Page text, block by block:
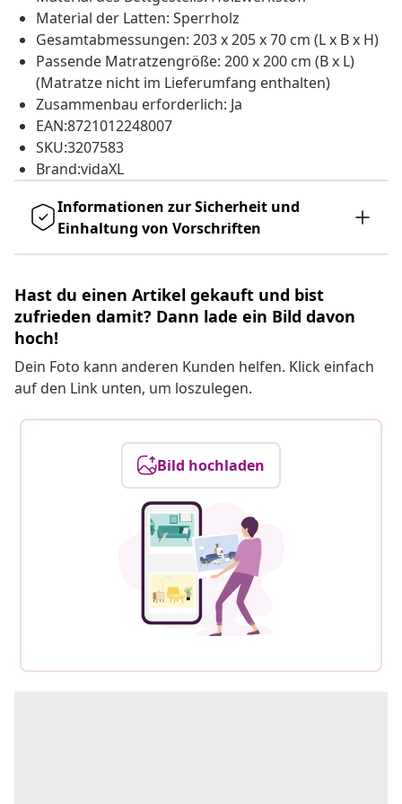
Material der Latten: Sperrholz
Gesamtabmessungen: 203 x 205 x 70 cm (L x B x H)
Passende Matratzengröße: 200 x 200 cm (B x L)
(Matratze nicht im Lieferumfang enthalten)
Zusammenbau erforderlich: Ja
EAN:8721012248007
SKU:3207583
Brand:vidaXL
Informationen zur Sicherheit und
Einhaltung von Vorschriften
Hast du einen Artikel gekauft und bist
zufrieden damit? Dann lade ein Bild davon
hoch!
Dein Foto kann anderen Kunden helfen. Klick einfach
auf den Link unten, um loszulegen.
Bild hochladen